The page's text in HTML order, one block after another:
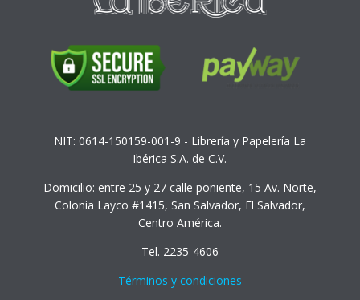
NIT: 0614-150159-001-9 - Librería y Papelería La
Ibérica S.A. de C.V.
Domicilio: entre 25 y 27 calle poniente, 15 Av. Norte,
Colonia Layco #1415, San Salvador, El Salvador,
Centro América.
Tel. 2235-4606
Términos y condiciones